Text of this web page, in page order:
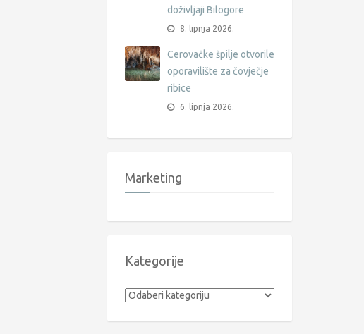
doživljaji Bilogore
8. lipnja 2026.
Cerovačke špilje otvorile
oporavilište za čovječje
ribice
6. lipnja 2026.
Marketing
Kategorije
Kategorije